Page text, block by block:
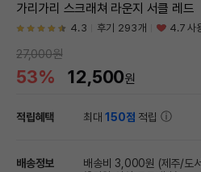
가리가리 스크래쳐 라운지 서클 레드
4.3 후기 293개 4.7 사
27,000원
53% 12,500원
적립혜택 최대150점 적립
배송정보 배송비 3,000원 (제주/도